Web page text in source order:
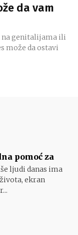
da vam
na genitalijama ili
može da ostavi
pomoć za
ljudi danas ima
ekran